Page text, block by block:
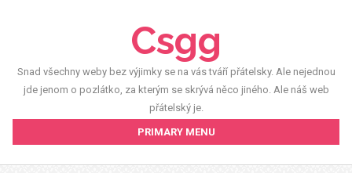
Csgg
Snad všechny weby bez výjimky se na vás tváří přátelsky. Ale nejednou
jde jenom o pozlátko, za kterým se skrývá něco jiného. Ale náš web
přátelský je.
PRIMARY MENU